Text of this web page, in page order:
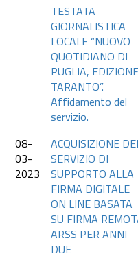
TESTATA
GIORNALISTICA
LOCALE “NUOVO
QUOTIDIANO DI
PUGLIA, EDIZIONE
TARANTO”.
Affidamento del
servizio.
08-
03-
2023
ACQUISIZIONE
SERVIZIO DI
SUPPORTO ALLA
FIRMA DIGITALE
ON LINE BASATA
SU FIRMA
ARSS PER ANNI
DUE